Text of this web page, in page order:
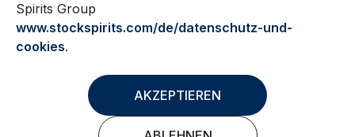
Spirits Group
www.stockspirits.com/de/datenschutz-und-
cookies.
AKZEPTIEREN